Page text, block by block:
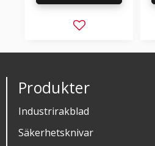
Lägg till i favoriter
Produkter
Industrirakblad
Säkerhetsknivar